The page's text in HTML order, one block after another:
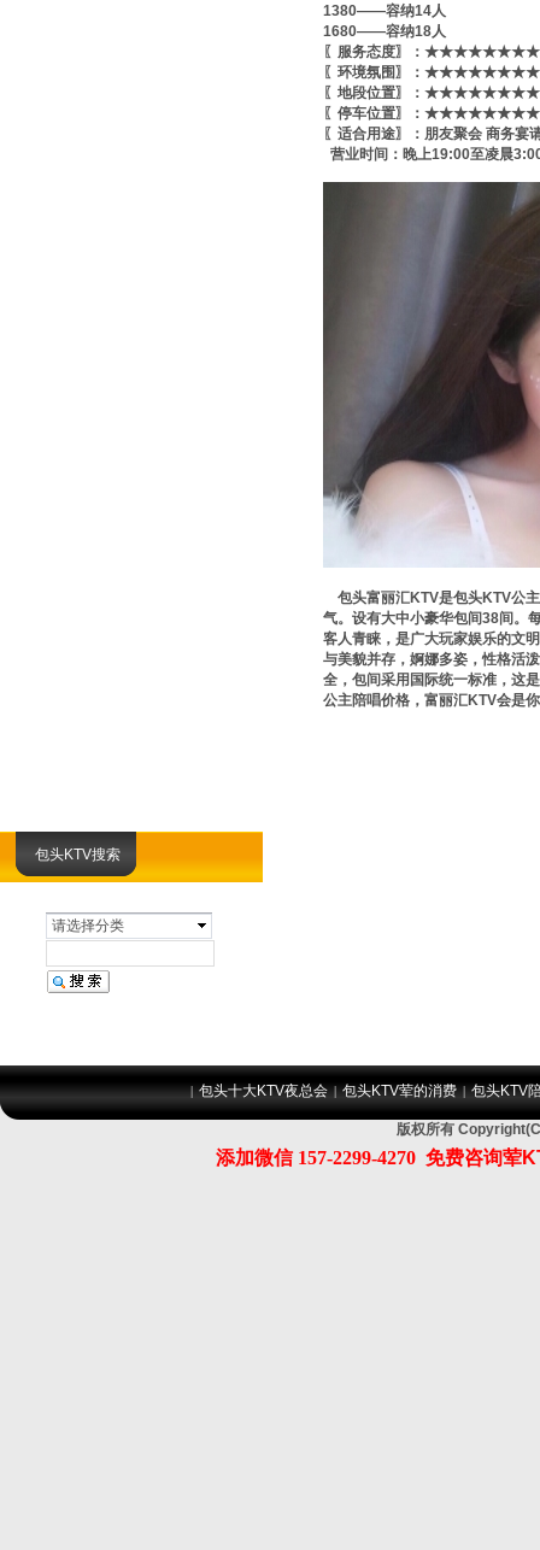
包头KTV搜索
请选择分类
1380——容纳14人
1680——容纳18人
〖服务态度〗：
〖环境氛围〗：
〖地段位置〗：
〖停车位置〗：
〖适合用途〗：朋友聚会 商务宴
营业时间：晚上19:00至凌晨
包头富丽汇KTV是包头KTV公
气。设有大中小豪华包间38间。
客人青睐，是广大玩家娱乐的文
与美貌并存，婀娜多姿，性格活
全，包间采用国际统一标准，这
公主陪唱价格，富丽汇KTV会是
|包头十大KTV夜总会 |包头KTV荤的消费 |包头KTV
版权所有
添加微信 157-2299-4270 免费咨询荤